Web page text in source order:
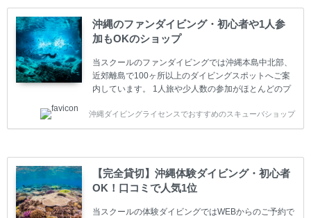
スクールです。各種ダイビングライセンス取得コース
は年間を通じてキャンペーンを行っています。 ベーシ
ックダイバー(Cカード) 1日間+eラーニング 最安値キ
ャンペーン ￥22800(税込) ￥16800(税込) 器材 / 送
迎 / 保険 / 全て込み ダイビング...
沖縄のファンダイビング・初心者や1人参
加もOKのショップ
当スクールのファンダイビングでは沖縄本島中北部、
近郊離島で100ヶ所以上のダイビングスポットへご案
内しています。 1人旅や少人数の参加がほとんどのプ
の方も安心して楽しめるようにリフレッシュダイビン
グコースもご用意しています。お1人様も初心者の方
イセンスを取得したお客様、ファンダイビングのリピ
ーター様はファンダイビングの全てのコース費が
10%OFF、フル器材レンタルが50%OFFになります。
沖縄本島周辺ビーチ・ファンダイビング ￥13800(税
込)【 2ビーチ 】 ウエイト / タンク / 送迎...
沖縄ダイビングライセンスでおすすめのスキューバショップ
【完全貸切】沖縄体験ダイビング・初心者
OK！口コミで人気1位
当スクールの体験ダイビングではWEBからのご予約で